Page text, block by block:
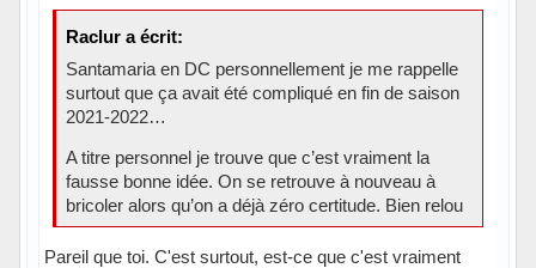
Raclur a écrit:
Santamaria en DC personnellement je me rappelle
surtout que ça avait été compliqué en fin de saison
2021-2022…
A titre personnel je trouve que c’est vraiment la
fausse bonne idée. On se retrouve à nouveau à
bricoler alors qu’on a déjà zéro certitude. Bien relou
Pareil que toi. C'est surtout, est-ce que c'est vraiment